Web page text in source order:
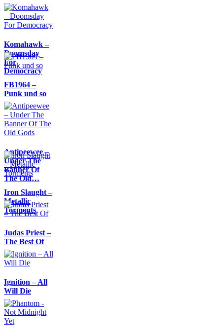
Komahawk –
Doomsday
For
Democracy
FB1964 –
Punk und so
Antipeewee –
Under The
Banner Of
The Old…
Iron Slaught –
Metallic
Torments
Judas Priest –
The Best Of
Ignition – All
Will Die